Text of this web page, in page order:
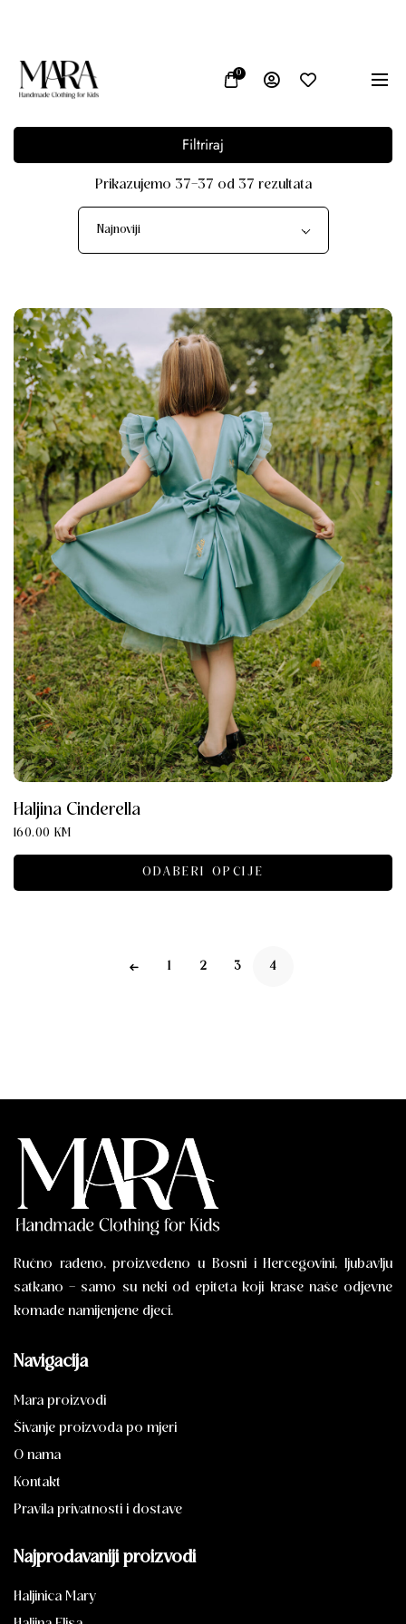
0
Filtriraj
Prikazujemo 37–37 od 37 rezultata
Najnoviji
Haljina Cinderella
160.00 KM
ODABERI OPCIJE
1 2 3 4
Ručno rađeno, proizvedeno u Bosni i Hercegovini, ljubavlju
satkano – samo su neki od epiteta koji krase naše odjevne
komade namijenjene djeci.
Navigacija
Mara proizvodi
Šivanje proizvoda po mjeri
O nama
Kontakt
Pravila privatnosti i dostave
Najprodavaniji proizvodi
Haljinica Mary